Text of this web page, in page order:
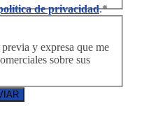
de privacidad.*
y expresa que me
sobre sus